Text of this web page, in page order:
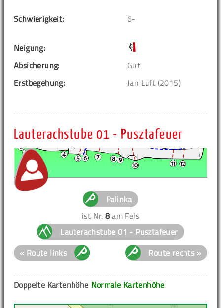
Schwierigkeit: 6-
Neigung:
Absicherung:
Gut
Erstbegehung:
Jan Luft (2015)
Lauterachstube 01 - Pusztafeuer
Palinka
ist Nr.8 am Fels
Lauterachstube 01 - Pusztafeuer
« Route links
Route rechts »
Normale Kartenhöhe
Doppelte Kartenhöhe